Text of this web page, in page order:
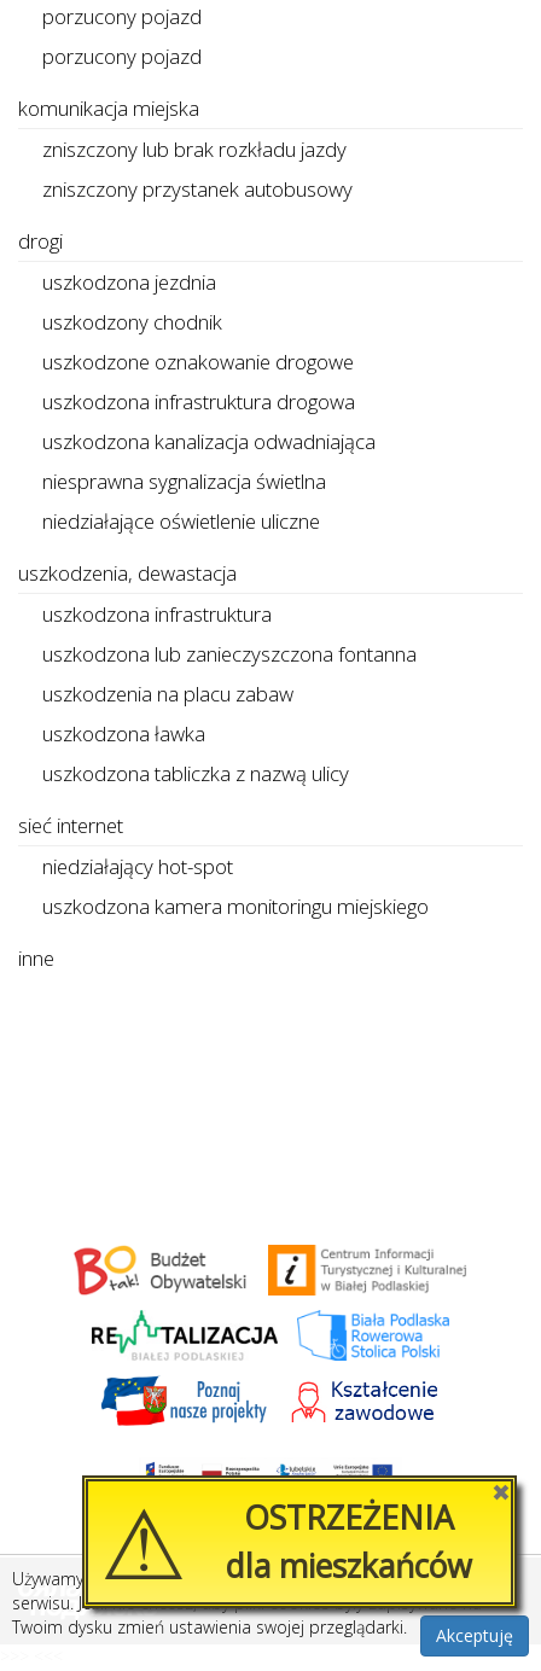
porzucony pojazd
porzucony pojazd
komunikacja miejska
zniszczony lub brak rozkładu jazdy
zniszczony przystanek autobusowy
drogi
uszkodzona jezdnia
uszkodzony chodnik
uszkodzone oznakowanie drogowe
uszkodzona infrastruktura drogowa
uszkodzona kanalizacja odwadniająca
niesprawna sygnalizacja świetlna
niedziałające oświetlenie uliczne
uszkodzenia, dewastacja
uszkodzona infrastruktura
uszkodzona lub zanieczyszczona fontanna
uszkodzenia na placu zabaw
uszkodzona ławka
uszkodzona tabliczka z nazwą ulicy
sieć internet
niedziałający hot-spot
uszkodzona kamera monitoringu miejskiego
inne
Stworzone przezAmistad.pl
Używamy plików cookies, by ułatwić korzystanie z naszego
serwisu. Jeśli nie chcesz, aby pliki cookies były zapisywane na
Twoim dysku zmień ustawienia swojej przeglądarki.
Akceptuję
✖
⚠
OSTRZEŻENIA
dla mieszkańców